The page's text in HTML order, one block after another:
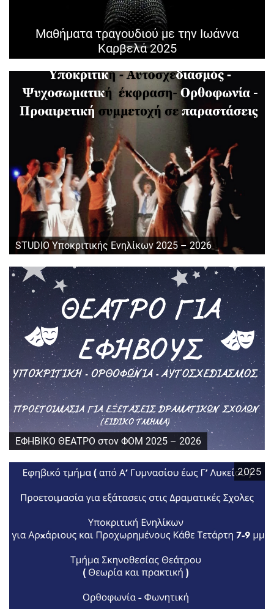
Μαθήματα τραγουδιού με την Ιωάννα
Καρβελά 2025
STUDIO Υποκριτικής Ενηλίκων 2025 – 2026
ΕΦΗΒΙΚΟ ΘΕΑΤΡΟ στον ΦΟΜ 2025 – 2026
2025